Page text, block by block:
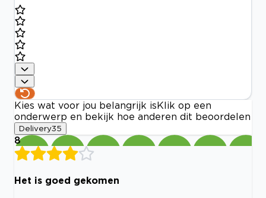
Kies wat voor jou belangrijk is Klik op een
onderwerp en bekijk hoe anderen dit beoordelen
Delivery35
8
Het is goed gekomen